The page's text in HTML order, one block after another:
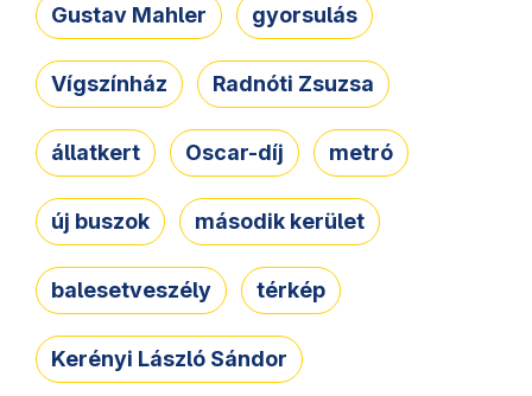
Gustav Mahler gyorsulás
Vígszínház Radnóti Zsuzsa
állatkert Oscar-díj metró
új buszok második kerület
balesetveszély térkép
Kerényi László Sándor